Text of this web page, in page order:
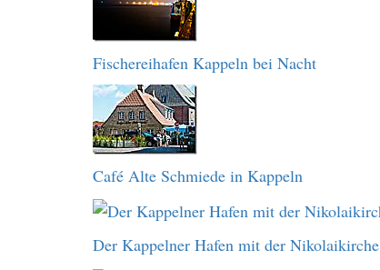
Fischereihafen Kappeln bei Nacht
Café Alte Schmiede in Kappeln
Der Kappelner Hafen mit der Nikolaikirche